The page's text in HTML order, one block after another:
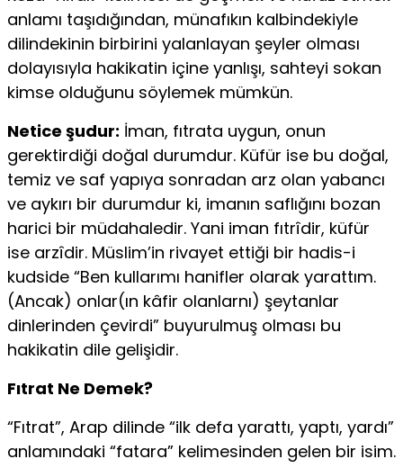
anlamı taşıdığından, münafıkın kalbindekiyle
dilindekinin birbirini yalanlayan şeyler olması
dolayısıyla hakikatin içine yanlışı, sahteyi sokan
kimse olduğunu söylemek mümkün.
Netice şudur: İman, fıtrata uygun, onun
gerektirdiği doğal durumdur. Küfür ise bu doğal,
temiz ve saf yapıya sonradan arz olan yabancı
ve aykırı bir durumdur ki, imanın saflığını bozan
harici bir müdahaledir. Yani iman fıtrîdir, küfür
ise arzîdir. Müslim’in rivayet ettiği bir hadis-i
kudside “Ben kullarımı hanifler olarak yarattım.
(Ancak) onlar(ın kâfir olanlarnı) şeytanlar
dinlerinden çevirdi” buyurulmuş olması bu
hakikatin dile gelişidir.
Fıtrat Ne Demek?
“Fıtrat”, Arap dilinde “ilk defa yarattı, yaptı, yardı”
anlamındaki “fatara” kelimesinden gelen bir isim.